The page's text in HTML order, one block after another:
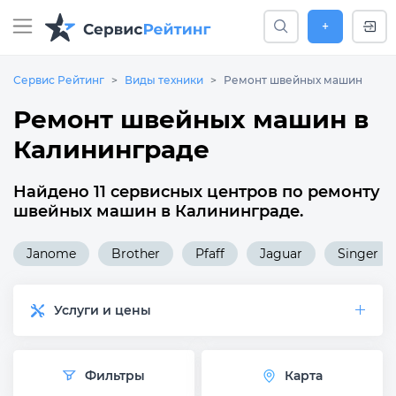
+
Сервис Рейтинг Виды техники Ремонт швейных машин
Ремонт швейных машин в
Калининграде
Найдено 11 сервисных центров по ремонту
швейных машин в Калининграде.
Janome Brother Pfaff Jaguar Singer
Услуги и цены
Фильтры Карта